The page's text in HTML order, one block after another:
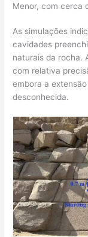
Menor, com cerca
As simulações
cavidades
naturais da rocha.
com relativa
embora a
desconhecida.